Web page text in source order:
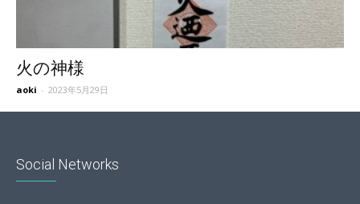
火の神様
aoki - 2023年5月29日
Social Networks